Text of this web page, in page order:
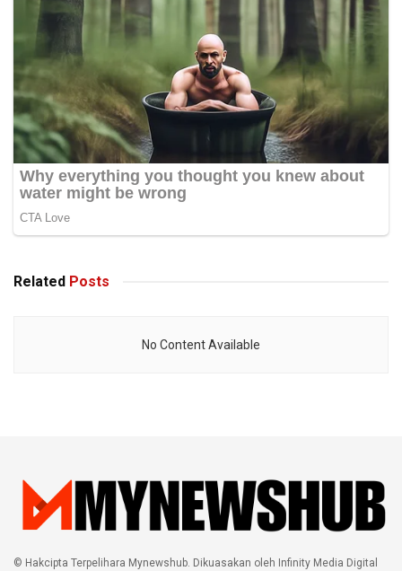
Related Posts
No Content Available
© Hakcipta Terpelihara Mynewshub. Dikuasakan oleh Infinity Media Digital